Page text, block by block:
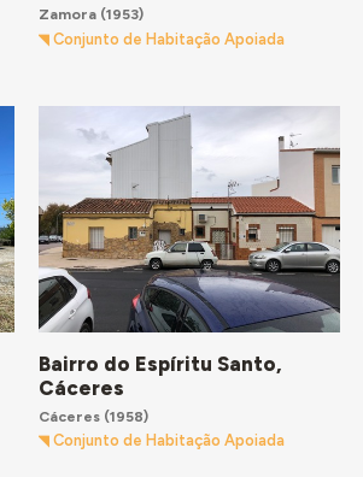
Zamora(1953)
Conjunto de Habitação Apoiada
Bairro do Espíritu Santo,
Cáceres
Cáceres(1958)
Conjunto de Habitação Apoiada